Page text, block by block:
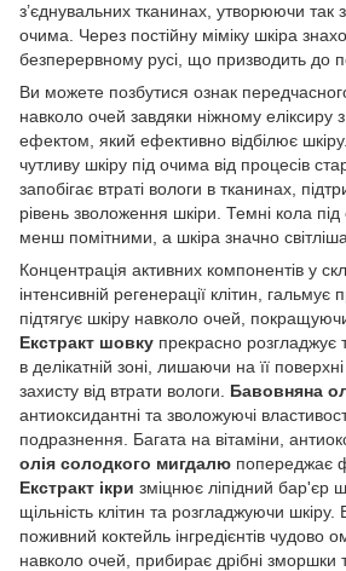
з’єднувальних тканинах, утворюючи так
очима. Через постійну міміку шкіра
безперервному русі, що призводить до
Ви можете позбутися ознак
навколо очей завдяки ніжному
ефектом, який ефективно відбілює
чутливу шкіру під очима від процесів
запобігає втраті вологи в тканинах,
рівень зволоження шкіри. Темні кола
менш помітними, а шкіра значно
Концентрація активних компонентів у
інтенсивній регенерації клітин, гальмує
підтягує шкіру навколо очей, покращуючи
Екстракт шовку прекрасно розгладжує
в делікатній зоні, лишаючи на її
захисту від втрати вологи. Бавовняна
антиоксидантні та зволожуючі
подразнення. Багата на вітаміни,
олія солодкого мигдалю попереджає
Екстракт ікри зміцнює ліпідний бар'єр
щільність клітин та розгладжуючи
поживний коктейль інгредієнтів чудово
навколо очей, прибирає дрібні зморшки